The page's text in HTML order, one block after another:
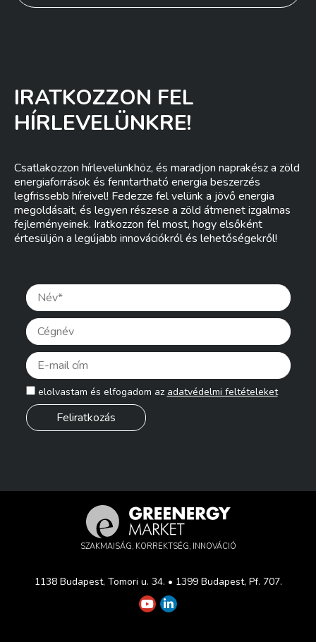
IRATKOZZON FEL
HÍRLEVELÜNKRE!
Csatlakozzon hírlevelünkhöz, és maradjon naprakész a zöld
energiaforrások és fenntartható energia beszerzés
legfrissebb híreivel! Fedezze fel velünk a jövő energia
megoldásait, és legyen részese a zöld átmenet izgalmas
fejleményeinek. Iratkozzon fel most, hogy elsőként
értesüljön a legújabb innovációkról és lehetőségekről!
elolvastam és elfogadom az adatvédelmi feltételeket
SZAKMAISÁG, KORREKTSÉG, INNOVÁCIÓ
1138 Budapest, Tomori u. 34. • 1399 Budapest, Pf. 707.